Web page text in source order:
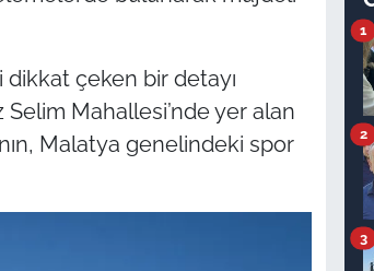
dikkat çeken bir detayı
Mahallesi’nde yer alan
Malatya genelindeki spor
1
2
3